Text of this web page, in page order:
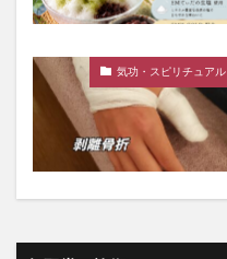
気功・スピリチュアル